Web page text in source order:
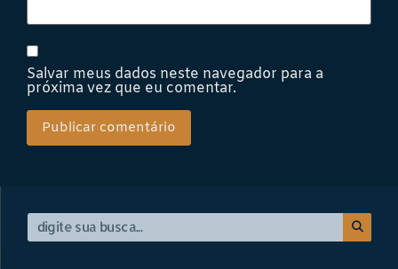
Salvar meus dados neste navegador para a
próxima vez que eu comentar.